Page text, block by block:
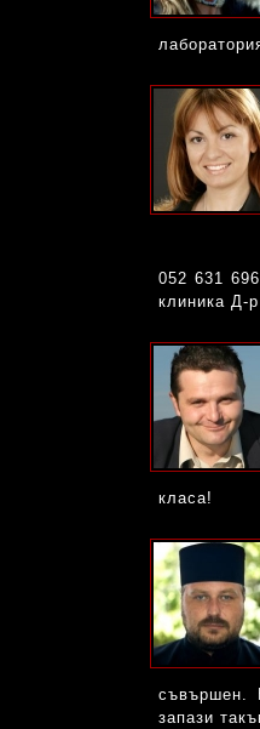
052 631
клиника Д-
класа!
съвършен.
запази